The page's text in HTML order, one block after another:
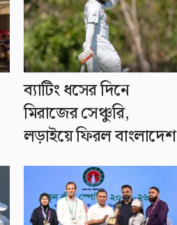
ব্যাটিং ধসের দিনে
মিরাজের সেঞ্চুরি,
লড়াইয়ে ফিরল বাংলাদেশ